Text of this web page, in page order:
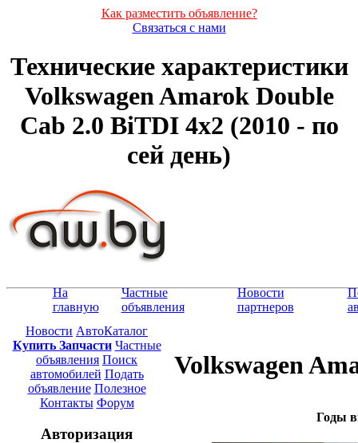
Как разместить объявление?
Связаться с нами
Технические характеристики
Volkswagen Amarok Double
Cab 2.0 BiTDI 4x2 (2010 - по
сей день)
На
главную
Частные
объявления
Новости
партнеров
Новости АвтоКаталог
Купить Запчасти Частные
объявления Поиск
автомобилей Подать
объявление Полезное
Контакты Форум
Авторизация
Volkswagen
Годы